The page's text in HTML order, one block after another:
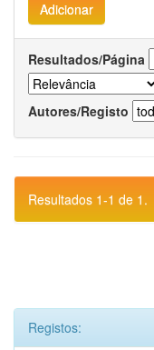
Resultados/Página
Autores/Registo
Resultados 1-1 de 1.
Registos: